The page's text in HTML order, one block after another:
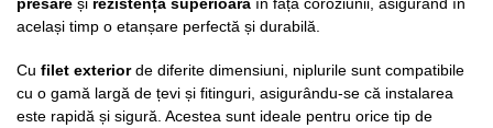
același timp o etanșare perfectă și durabilă.
Cu filet exteriorde diferite dimensiuni, niplurile sunt compatibile
cu o gamă largă de țevi și fitinguri, asigurându-se că instalarea
este rapidă și sigură. Acestea sunt ideale pentru orice tip de